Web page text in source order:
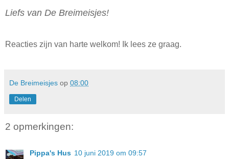
Liefs van De Breimeisjes!
Reacties zijn van harte welkom! Ik lees ze graag.
De Breimeisjes op 08:00
Delen
2 opmerkingen:
Pippa's Hus 10 juni 2019 om 09:57